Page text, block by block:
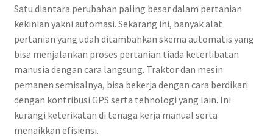
Satu diantara perubahan paling besar dalam pertanian
kekinian yakni automasi. Sekarang ini, banyak alat
pertanian yang udah ditambahkan skema automatis yang
bisa menjalankan proses pertanian tiada keterlibatan
manusia dengan cara langsung. Traktor dan mesin
pemanen semisalnya, bisa bekerja dengan cara berdikari
dengan kontribusi GPS serta tehnologi yang lain. Ini
kurangi keterikatan di tenaga kerja manual serta
menaikkan efisiensi.